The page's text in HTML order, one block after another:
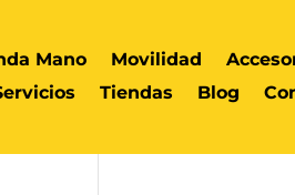
Mano Movilidad
Tiendas Blog